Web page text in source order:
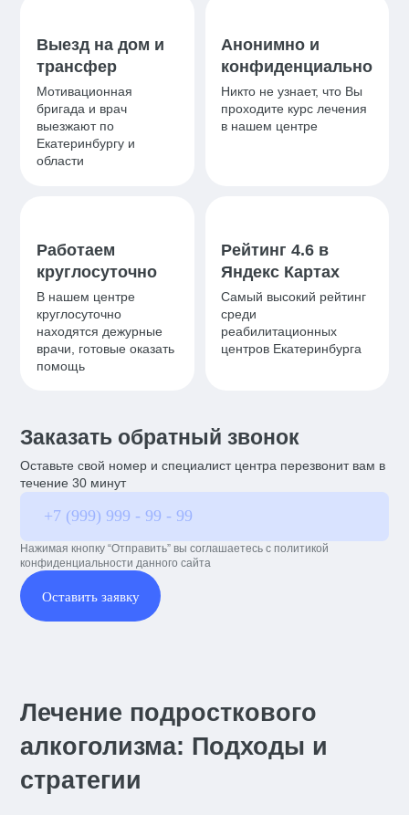
Выезд на дом и
трансфер
Мотивационная
бригада и врач
выезжают по
Екатеринбургу и
области
Анонимно и
конфиденциально
Никто не узнает, что Вы
проходите курс лечения
в нашем центре
Работаем
круглосуточно
В нашем центре
круглосуточно
находятся дежурные
врачи, готовые оказать
помощь
Рейтинг 4.6 в
Яндекс Картах
Самый высокий рейтинг
среди
реабилитационных
центров Екатеринбурга
Заказать обратный звонок
Оставьте свой номер и специалист центра перезвонит вам в
течение 30 минут
Нажимая кнопку “Отправить” вы соглашаетесь с политикой
конфиденциальности данного сайта
Оставить заявку
Лечение подросткового
алкоголизма: Подходы и
стратегии